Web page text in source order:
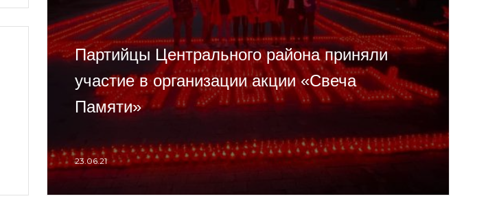
Партийцы Центрального района приняли
участие в организации акции «Свеча
Памяти»
23.06.21